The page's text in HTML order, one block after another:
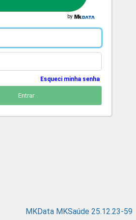
by
Esqueci minha senha
Entrar
MKData MKSaúde 25.12.23-59